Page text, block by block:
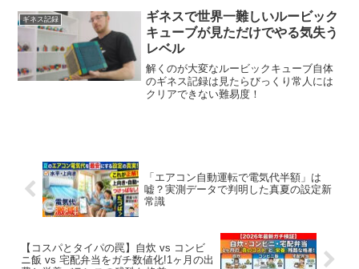
ギネス記録
ギネスで世界一難しいルービック
キューブが見ただけでやる気失う
レベル
解くのが大変なルービックキューブ自体
のギネス記録は見たらびっくり常人には
クリアできない難易度！
「エアコン自動運転で電気代半額」は
嘘？実測データで判明した真夏の設定新
常識
【コスパとタイパの罠】自炊 vs コンビ
ニ飯 vs 宅配弁当をガチ数値化!1ヶ月の出